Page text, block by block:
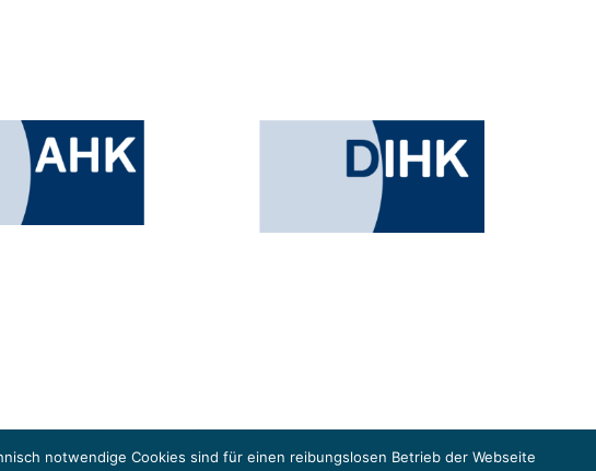
deutschen Bundesministeriums für Umwelt, Klimaschutz, Naturschutz und nukleare
notwendige Cookies sind für einen reibungslosen Betrieb der Webseite